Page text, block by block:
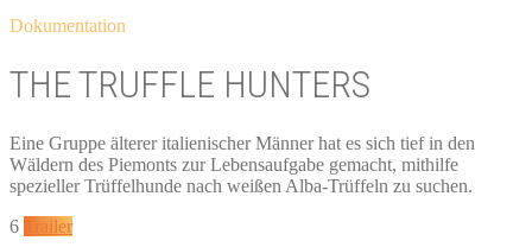
Dokumentation
THE TRUFFLE HUNTERS
Eine Gruppe älterer italienischer Männer hat es sich tief in den
Wäldern des Piemonts zur Lebensaufgabe gemacht, mithilfe
spezieller Trüffelhunde nach weißen Alba-Trüffeln zu suchen.
6
Trailer